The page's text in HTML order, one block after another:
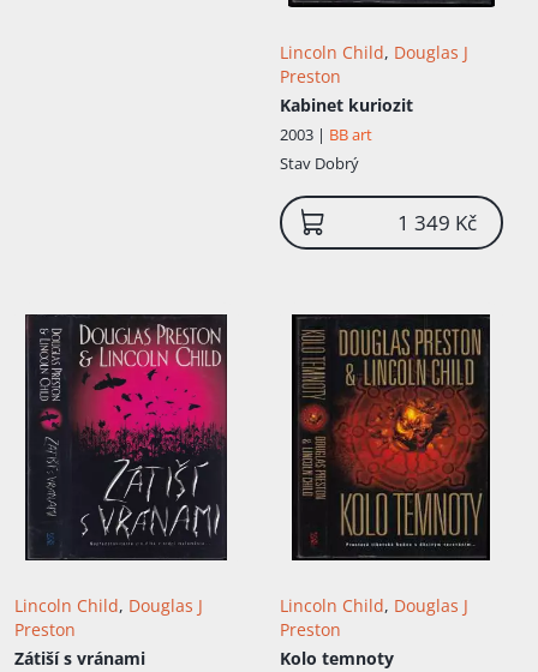
Lincoln Child, Douglas J
Preston
Kabinet kuriozit
2003 | BB art
Stav Dobrý
1 349 Kč
Lincoln Child, Douglas J
Preston
Zátiší s vránami
Lincoln Child, Douglas J
Preston
Kolo temnoty